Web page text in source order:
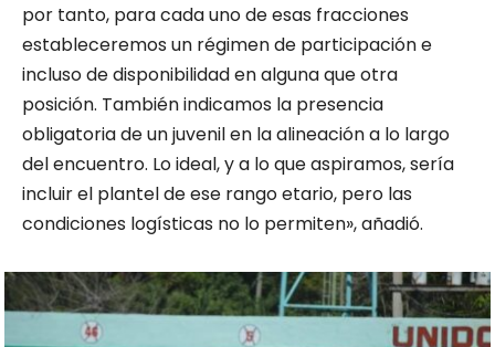
por tanto, para cada uno de esas fracciones
estableceremos un régimen de participación e
incluso de disponibilidad en alguna que otra
posición. También indicamos la presencia
obligatoria de un juvenil en la alineación a lo largo
del encuentro. Lo ideal, y a lo que aspiramos, sería
incluir el plantel de ese rango etario, pero las
condiciones logísticas no lo permiten», añadió.